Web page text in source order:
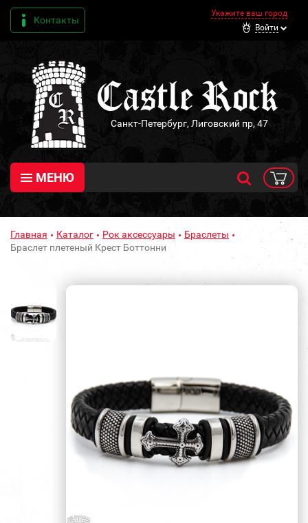
Контакты
Укажите ваш город
Войти
Санкт-Петербург, Лиговский пр, 47
МЕНЮ
Главная Каталог Рок аксессуары
Браслеты
Браслет плетеный Крест Боттонни